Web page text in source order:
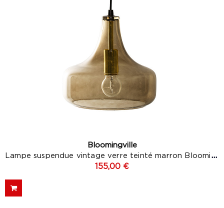
Bloomingville
Lampe suspendue vintage verre teinté marron Bloomingville...
155,00 €